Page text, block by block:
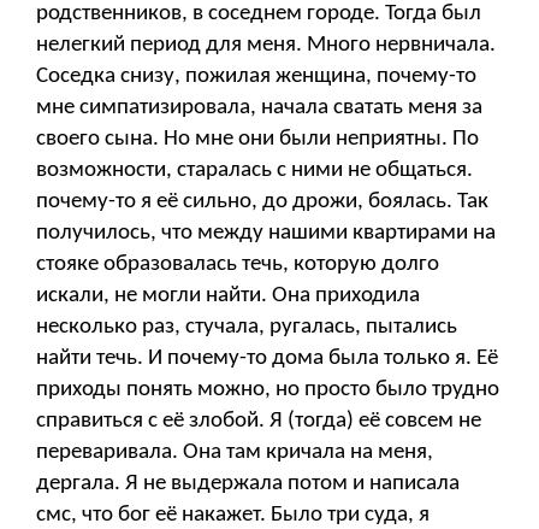
родственников, в соседнем городе. Тогда был
нелегкий период для меня. Много нервничала.
Соседка снизу, пожилая женщина, почему-то
мне симпатизировала, начала сватать меня за
своего сына. Но мне они были неприятны. По
возможности, старалась с ними не общаться.
почему-то я её сильно, до дрожи, боялась. Так
получилось, что между нашими квартирами на
стояке образовалась течь, которую долго
искали, не могли найти. Она приходила
несколько раз, стучала, ругалась, пытались
найти течь. И почему-то дома была только я. Её
приходы понять можно, но просто было трудно
справиться с её злобой. Я (тогда) её совсем не
переваривала. Она там кричала на меня,
дергала. Я не выдержала потом и написала
смс, что бог её накажет. Было три суда, я